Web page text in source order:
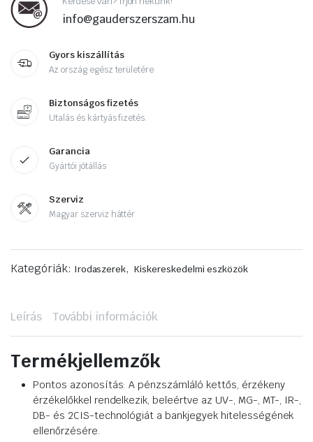
info@gauderszerszam.hu
Gyors kiszállítás
Az ország egész területére
Biztonságos fizetés
Utalás és kártyás fizetés.
Garancia
Gyártói jótállás
Szerviz
Magyar szerviz háttér
Kategóriák: Irodaszerek, Kiskereskedelmi eszközök
Leírás További információk
Termékjellemzők
Pontos azonosítás: A pénzszámláló kettős, érzékeny
érzékelőkkel rendelkezik, beleértve az UV-, MG-, MT-, IR-,
DB- és 2CIS-technológiát a bankjegyek hitelességének
ellenőrzésére.